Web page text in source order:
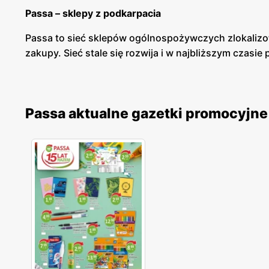
Passa – sklepy z podkarpacia
Passa to sieć sklepów ogólnospożywczych
zakupy. Sieć stale się rozwija i w najbliższym
lokalnych piekarniach. Sprawdzeni dostawcy
Passa - promocje
Passa posiada swoją gazetkę promocyjną, z której
chętnie robią tutaj zakupy. Dla lojalnych klientów
Passa aktualne gazetki promocyjne